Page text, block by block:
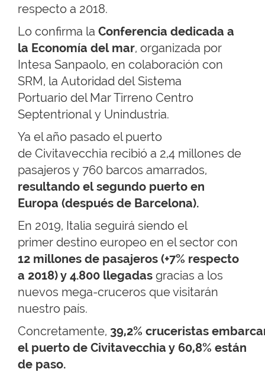
respecto a 2018.
Lo confirma la Conferencia dedicada a
la Economía del mar, organizada por
Intesa Sanpaolo, en colaboración con
SRM, la Autoridad del Sistema
Portuario del Mar Tirreno Centro
Septentrional y Unindustria.
Ya el año pasado el puerto
de Civitavecchia recibió a 2,4 millones de
pasajeros y 760 barcos amarrados,
resultando el segundo puerto en
Europa (después de Barcelona).
En 2019, Italia seguirá siendo el
primer destino europeo en el sector con
12 millones de pasajeros (+7% respecto
a 2018) y 4.800 llegadas gracias a los
nuevos mega-cruceros que visitarán
nuestro país.
Concretamente, 39,2% cruceristas
el puerto de Civitavecchia y 60,8% están
de paso.